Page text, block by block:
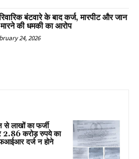
बंटवारे के बाद कर्ज, मारपीट और जान
की धमकी का आरोप
24, 2026
से लाखों का फर्जी
2.86 करोड़ रुपये का
दर्ज न होने